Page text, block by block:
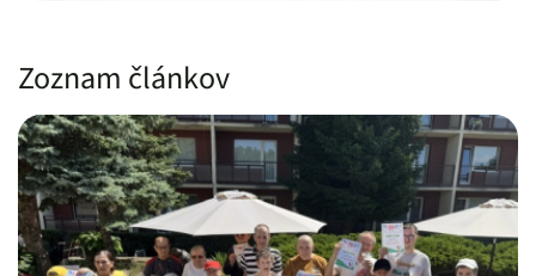
Zoznam článkov